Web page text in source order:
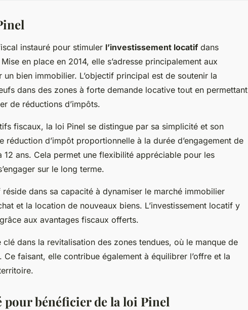
instauré pour stimuler l’investissement locatif dans
en place en 2014, elle s’adresse principalement aux
un bien immobilier. L’objectif principal est de soutenir la
dans des zones à forte demande locative tout en permettant
de réductions d’impôts.
fiscaux, la loi Pinel se distingue par sa simplicité et son
réduction d’impôt proportionnelle à la durée d’engagement de
ans. Cela permet une flexibilité appréciable pour les
sur le long terme.
dans sa capacité à dynamiser le marché immobilier
et la location de nouveaux biens. L’investissement locatif y
aux avantages fiscaux offerts.
dans la revitalisation des zones tendues, où le manque de
faisant, elle contribue également à équilibrer l’offre et la
bénéficier de la loi Pinel